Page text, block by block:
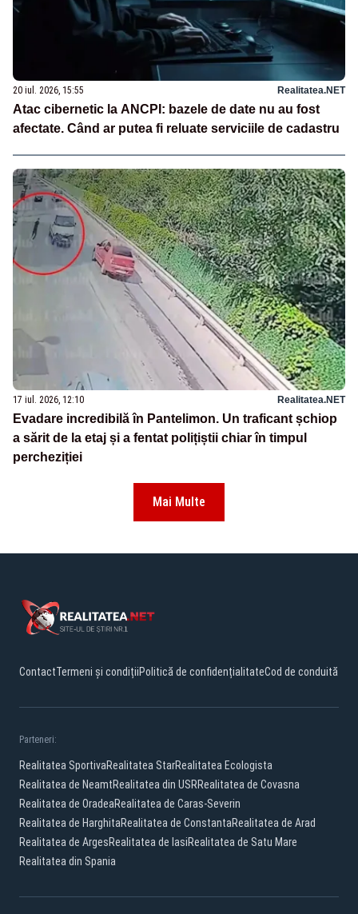
20 iul. 2026, 15:55 Realitatea.NET
Atac cibernetic la ANCPI: bazele de date nu au fost
afectate. Când ar putea fi reluate serviciile de cadastru
17 iul. 2026, 12:10 Realitatea.NET
Evadare incredibilă în Pantelimon. Un traficant șchiop
a sărit de la etaj și a fentat polițiștii chiar în timpul
percheziției
Mai Multe
ContactTermeni și condițiiPolitică de confidențialitateCod de conduită
Parteneri:
Realitatea SportivaRealitatea StarRealitatea Ecologista
Realitatea de NeamtRealitatea din USRRealitatea de Covasna
Realitatea de OradeaRealitatea de Caras-Severin
Realitatea de HarghitaRealitatea de ConstantaRealitatea de Arad
Realitatea de ArgesRealitatea de IasiRealitatea de Satu Mare
Realitatea din Spania